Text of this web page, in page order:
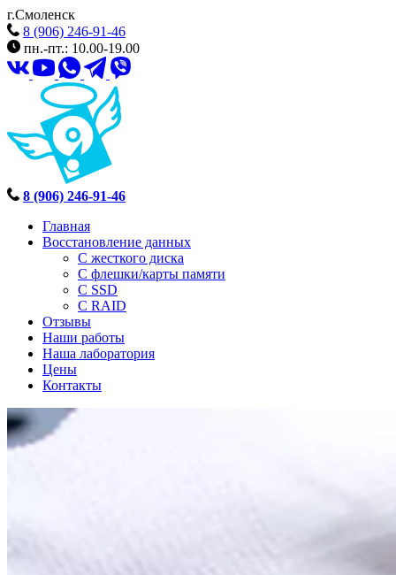
г.Смоленск
8 (906) 246-91-46
пн.-пт.: 10.00-19.00
8 (906) 246-91-46
Главная
Восстановление данных
С жесткого диска
С флешки/карты памяти
С SSD
С RAID
Отзывы
Наши работы
Наша лаборатория
Цены
Контакты